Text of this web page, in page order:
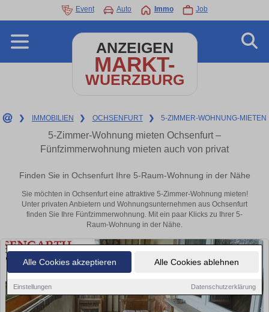
Alle Cookies akzeptieren Alle Cookies ablehnen
Einstellungen Datenschutzerklärung
Event Auto Immo Job
ANZEIGEN
MARKT-
WUERZBURG
❯ IMMOBILIEN ❯ OCHSENFURT ❯ 5-ZIMMER-WOHNUNG-MIETEN
5-Zimmer-Wohnung mieten Ochsenfurt –
Fünfzimmerwohnung mieten auch von privat
Finden Sie in Ochsenfurt Ihre 5-Raum-Wohnung in der Nähe
Sie möchten in Ochsenfurt eine attraktive 5-Zimmer-Wohnung mieten!
Unter privaten Anbietern und Wohnungsunternehmen aus Ochsenfurt
finden Sie Ihre Fünfzimmerwohnung. Mit ein paar Klicks zu Ihrer 5-
Raum-Wohnung in der Nähe.